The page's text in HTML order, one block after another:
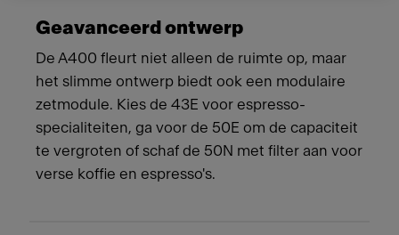
Geavanceerd ontwerp
De A400 fleurt niet alleen de ruimte op, maar
het slimme ontwerp biedt ook een modulaire
zetmodule. Kies de 43E voor espresso-
specialiteiten, ga voor de 50E om de capaciteit
te vergroten of schaf de 50N met filter aan voor
verse koffie en espresso's.